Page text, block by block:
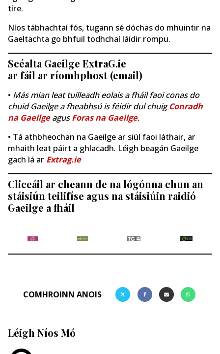
tíre.
Níos tábhachtaí fós, tugann sé dóchas do mhuintir na
Gaeltachta go bhfuil todhchaí láidir rompu.
Scéalta Gaeilge ExtraG.ie
ar fáil ar ríomhphost (email)
• Más mian leat tuilleadh eolais a fháil faoi conas do
chuid Gaeilge a fheabhsú is féidir dul chuigConradh
na GaeilgeagusForas na Gaeilge.
• Tá athbheochan na Gaeilge ar siúl faoi láthair, ar
mhaith leat páirt a ghlacadh. Léigh beagán Gaeilge
gach lá ar Extrag.ie
Cliceáil ar cheann de na lógónna chun an
stáisiún teilifíse agus na stáisiúin raidió
Gaeilge a fháil
COMHROINN ANOIS
Léigh Níos Mó